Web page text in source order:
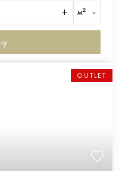
м²
OUTLET